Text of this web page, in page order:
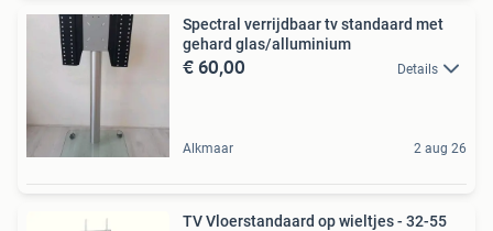
Spectral verrijdbaar tv standaard met
gehard glas/alluminium
€ 60,00 Details
Alkmaar 2 aug 26
TV Vloerstandaard op wieltjes - 32-55